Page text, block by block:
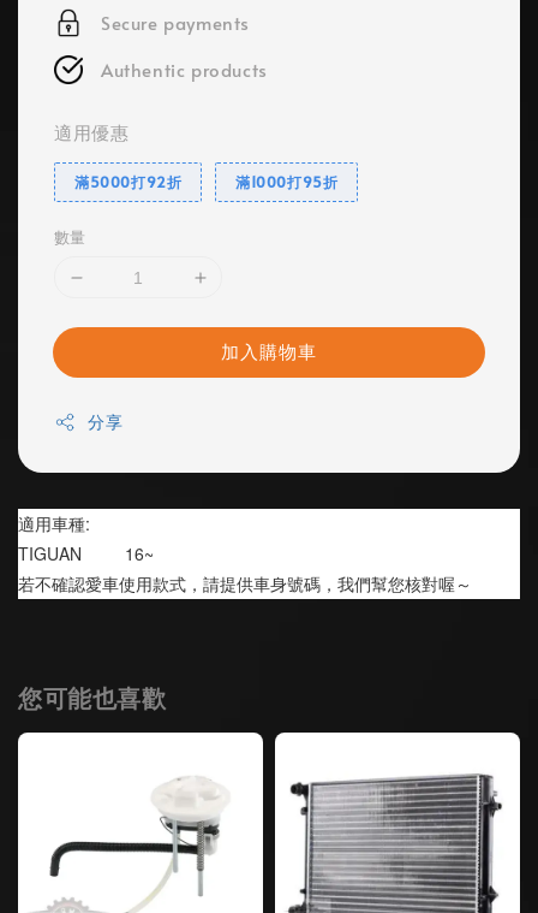
Secure payments
Authentic products
適用優惠
滿5000打92折 滿1000打95折
數量
加入購物車
分享
適用車種:
TIGUAN         16~
若不確認愛車使用款式，請提供車身號碼，我們幫您核對喔～
您可能也喜歡